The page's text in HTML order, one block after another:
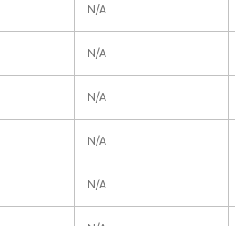
N/A
N/A
N/A
N/A
N/A